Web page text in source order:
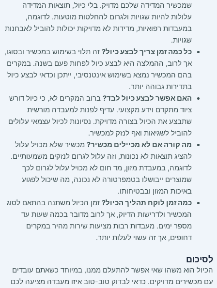
שמכשיר המדידה שלכם מדויק. בלי כיול, תוצאות המדידה
עלולות להיות שגויות ולגרום להחלטות מוטעות. לדוגמה,
במעבדות רפואיות, מדידות לא מדויקות יכולות להוביל לאבחנות
שגויות.
כל כמה זמן צריך לבצע כיול?זה תלוי בשימוש במכשיר ובסוגו,
אך לרוב, ההמלצה היא לבצע כיול לפחות פעם בשנה. במקרים
בהם המכשיר נמצא בשימוש אינטנסיבי, ייתכן וכדאי לבצע כיול
בתדירות גבוהה יותר.
האם אפשר לבצע כיול לבד?ברוב המקרים לא, כי כיול דורש
ציוד מתקדם וידע מקצועי. עדיף לפנות למעבדה מורשית
שתבצע את הכיול בצורה מדויקת. נסיונות לכיול עצמאי עלולים
להוביל לשגיאות ואף לנזק למכשיר.
מה קורה אם לא מכיילים מכשיר?מכשיר שלא מכויל עלול
להציג תוצאות לא נכונות, וזה עלול לגרום לנזקים משמעותיים.
לדוגמה, במעבדת מזון, מד חום לא מכויל עלול לגרום לכך
שמוצרים ייבושלו בטמפרטורה לא נכונה, מה שיכול לפגוע
באיכות המזון ובבטיחותו.
כמה זמן לוקח תהליך הכיול?זמן הכיול משתנה בהתאם לסוג
המכשיר ולדרישות הדיוק, אך לרוב מדובר בכמה שעות עד
מספר ימים. מעבדות רבות מציעות שירות מהיר במקרים
דחופים, אך זה עשוי לעלות יותר.
לסיכום
הכיול הוא משהו שאי אפשר להתעלם ממנו, במיוחד כשאתם עובדים
עם מכשירים מדויקים. כדאי לבדוק טוב-טוב איזו מעבדה מציעה לכם